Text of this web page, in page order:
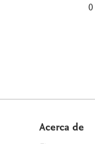
0
Acerca de